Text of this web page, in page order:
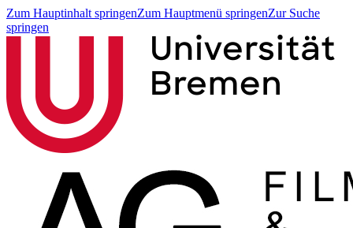
Zum Hauptinhalt springenZum Hauptmenü springenZur Suche
springen